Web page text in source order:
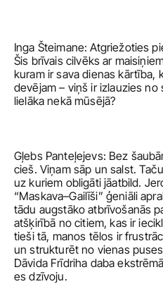
Inga Šteimane: Atgriežoties
Šis brīvais cilvēks ar
kuram ir sava dienas kārtība,
devējam – viņš ir izlauzies no
lielāka nekā mūsējā?
Gļebs Panteļejevs: Bez
cieš. Viņam sāp un salst.
uz kuriem obligāti jāatbild.
“Maskava–Gailīši” ģeniāli
tādu augstāko atbrīvošanās
atšķirībā no citiem, kas ir
tieši tā, manos tēlos ir
un strukturēt no vienas
Dāvida Frīdriha daba
es dzīvoju.